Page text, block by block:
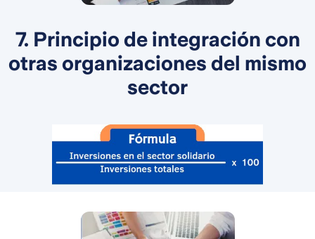
7. Principio de integración con
otras organizaciones del mismo
sector